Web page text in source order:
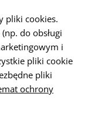
pliki cookies.
do obsługi
i
pliki cookie
pliki
ochrony